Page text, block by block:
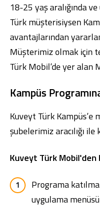
Dijital Bankacılık
Englishالعربية
Dijital Bankacılık
Şube ve ATM’ler
English
18-25 yaş aralığında
Türk müşterisiysen
avantajlarından
Müşterimiz olmak için
Türk Mobil’de yer alan
Kampüs
Kuveyt Türk Kampüs’e
şubelerimiz aracılığı
Kuveyt Türk Mobil'den
Programa
uygulama